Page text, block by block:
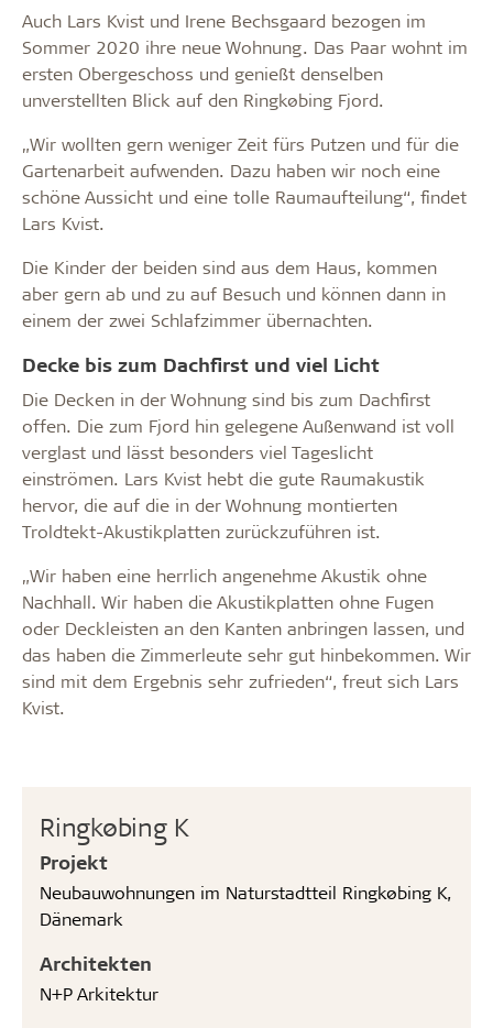
Ringkøbing K
Projekt
Neubauwohnungen im Naturstadtteil Ringkøbing K,
Dänemark
Architekten
N+P Arkitektur
Auch Lars Kvist und Irene Bechsgaard bezogen im
Sommer 2020 ihre neue Wohnung. Das Paar wohnt im
ersten Obergeschoss und genießt denselben
unverstellten Blick auf den Ringkøbing Fjord.
„Wir wollten gern weniger Zeit fürs Putzen und für die
Gartenarbeit aufwenden. Dazu haben wir noch eine
schöne Aussicht und eine tolle Raumaufteilung“, findet
Lars Kvist.
Die Kinder der beiden sind aus dem Haus, kommen
aber gern ab und zu auf Besuch und können dann in
einem der zwei Schlafzimmer übernachten.
Decke bis zum Dachfirst und viel Licht
Die Decken in der Wohnung sind bis zum Dachfirst
offen. Die zum Fjord hin gelegene Außenwand ist voll
verglast und lässt besonders viel Tageslicht
einströmen. Lars Kvist hebt die gute Raumakustik
hervor, die auf die in der Wohnung montierten
Troldtekt-Akustikplatten zurückzuführen ist.
„Wir haben eine herrlich angenehme Akustik ohne
Nachhall. Wir haben die Akustikplatten ohne Fugen
oder Deckleisten an den Kanten anbringen lassen, und
das haben die Zimmerleute sehr gut hinbekommen. Wir
sind mit dem Ergebnis sehr zufrieden“, freut sich Lars
Kvist.